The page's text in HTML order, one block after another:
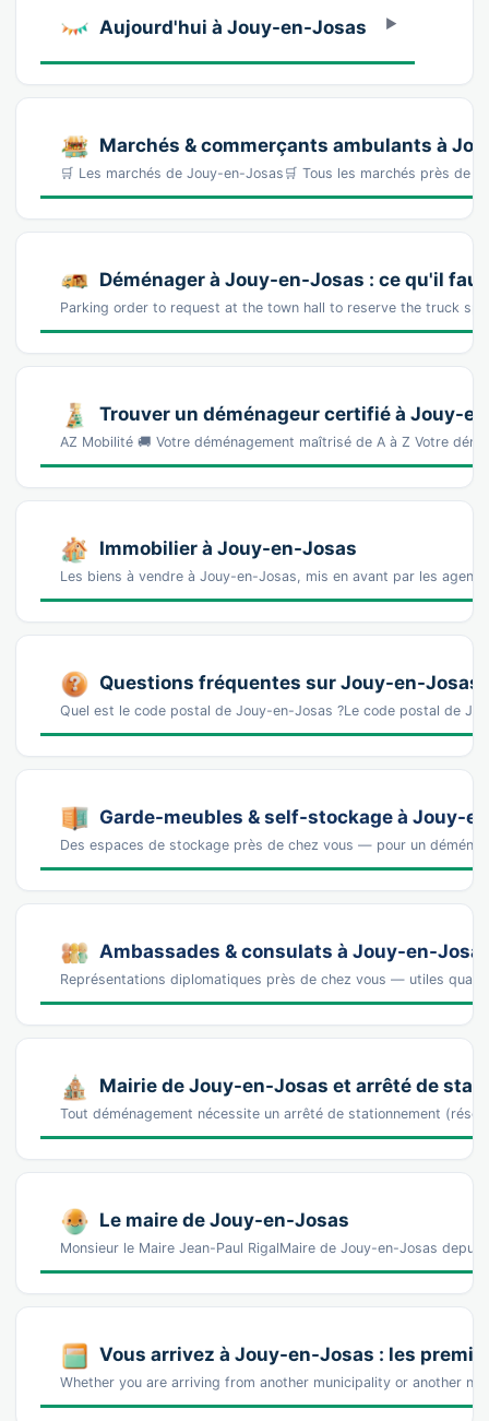
Aujourd'hui à Jouy-en-Josas
Marchés & commerçants ambulants à
🛒 Les marchés de Jouy-en-Josas🛒 Tous les marchés près de
Déménager à Jouy-en-Josas : ce qu'il
Parking order to request at the town hall to reserve the truck
Trouver un déménageur certifié à Jouy-
AZ Mobilité 🚚 Votre déménagement maîtrisé de A à Z Votre
Immobilier à Jouy-en-Josas
Les biens à vendre à Jouy-en-Josas, mis en avant par les
Questions fréquentes sur Jouy-en-Josas
Quel est le code postal de Jouy-en-Josas ?Le code postal de
Garde-meubles & self-stockage à Jouy-
Des espaces de stockage près de chez vous — pour un
Ambassades & consulats à Jouy-en-
Représentations diplomatiques près de chez vous — utiles
Mairie de Jouy-en-Josas et arrêté de
Tout déménagement nécessite un arrêté de stationnement
Le maire de Jouy-en-Josas
Monsieur le Maire Jean-Paul RigalMaire de Jouy-en-Josas
Vous arrivez à Jouy-en-Josas : les
Whether you are arriving from another municipality or another